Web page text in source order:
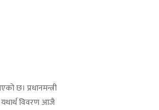
छ। प्रधानमन्त्री
यथार्थ विवरण आजै